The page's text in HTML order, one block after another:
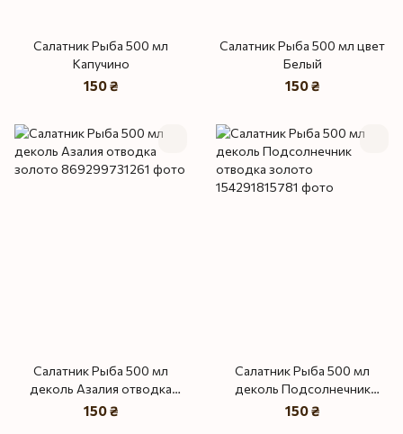
Салатник Рыба 500 мл
Капучино
150 ₴
Салатник Рыба 500 мл цвет
Белый
150 ₴
Салатник Рыба 500 мл
деколь Азалия отводка
золото
150 ₴
Салатник Рыба 500 мл
деколь Подсолнечник
отводка золото
150 ₴